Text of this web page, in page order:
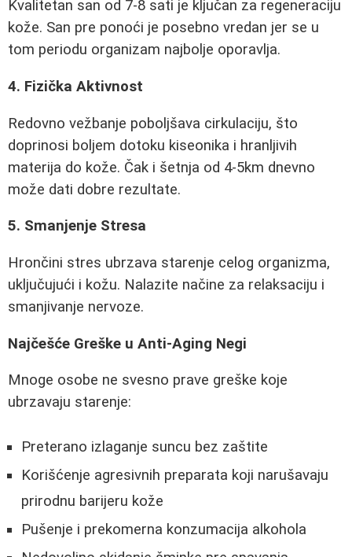
Kvalitetan san od 7-8 sati je ključan za regeneraciju
kože. San pre ponoći je posebno vredan jer se u
tom periodu organizam najbolje oporavlja.
4. Fizička Aktivnost
Redovno vežbanje poboljšava cirkulaciju, što
doprinosi boljem dotoku kiseonika i hranljivih
materija do kože. Čak i šetnja od 4-5km dnevno
može dati dobre rezultate.
5. Smanjenje Stresa
Hrončini stres ubrzava starenje celog organizma,
uključujući i kožu. Nalazite načine za relaksaciju i
smanjivanje nervoze.
Najčešće Greške u Anti-Aging Negi
Mnoge osobe ne svesno prave greške koje
ubrzavaju starenje:
Preterano izlaganje suncu bez zaštite
Korišćenje agresivnih preparata koji narušavaju
prirodnu barijeru kože
Pušenje i prekomerna konzumacija alkohola